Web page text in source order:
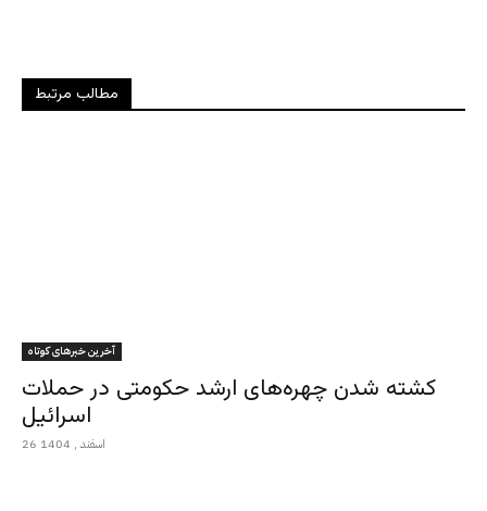
مطالب مرتبط
آخرین خبرهای کوتاه
کشته شدن چهره‌های ارشد حکومتی در حملات
اسرائیل
26 اسفند , 1404